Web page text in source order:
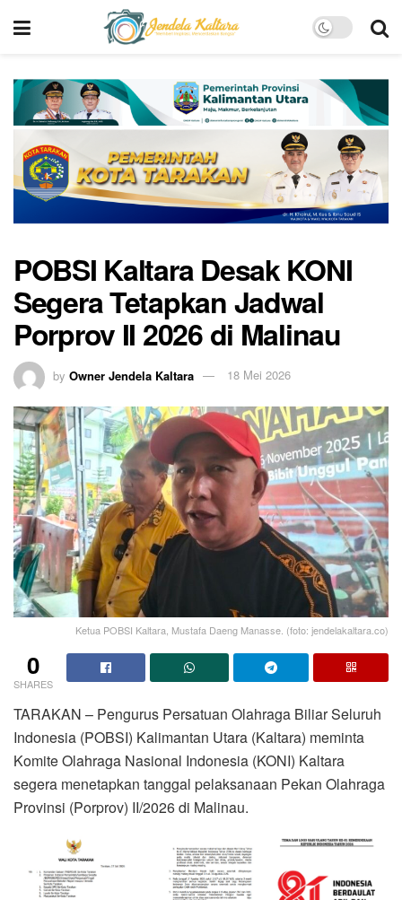
POBSI Kaltara Desak KONI
Segera Tetapkan Jadwal
Porprov II 2026 di Malinau
by Owner Jendela Kaltara 18 Mei 2026
Ketua POBSI Kaltara, Mustafa Daeng Manasse. (foto: jendelakaltara.co)
0
SHARES
TARAKAN – Pengurus Persatuan Olahraga Biliar Seluruh
Indonesia (POBSI) Kalimantan Utara (Kaltara) meminta
Komite Olahraga Nasional Indonesia (KONI) Kaltara
segera menetapkan tanggal pelaksanaan Pekan Olahraga
Provinsi (Porprov) II/2026 di Malinau.